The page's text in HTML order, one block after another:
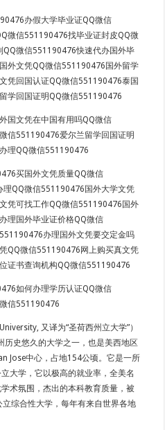
办假大学毕业证QQ微信
微信551190476找毕业证封皮QQ微
微信551190476快速代办国外毕
外文凭QQ微信551190476国外留学
凭回国认证QQ微信551190476泰国
学回国证明QQ微信551190476
国文凭在中国有用吗QQ微信
信551190476爱尔兰留学回国证明
理QQ微信551190476
买国外文凭质量QQ微信
QQ微信551190476国外大学文凭
凭可找工作QQ微信551190476国外
理国外毕业证价格QQ微信
办理国外文凭要交定金吗
QQ微信551190476网上购买真文凭
证书查询机构QQ微信551190476
如何办理学历认证QQ微信
信551190476
又译为“圣荷西州立大学”）
历史悠久的大学之一，也是美西地区
Jose中心，占地154公顷。它是一所
大学，它以极高的就业率，全美名
术氛围，杰出的本科教育质量，被
立综合性大学，每年有来自世界各地